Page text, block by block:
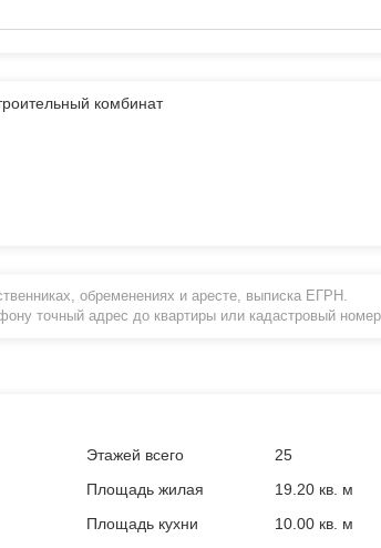
комбинат
обременениях и аресте, выписка ЕГРН.
точный адрес до квартиры или кадастровый
Этажей всего
25
Площадь жилая
19.20 кв. м
Площадь кухни
10.00 кв. м